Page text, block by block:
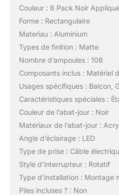
Couleur : 6 Pack Noir
Forme : Rectangulaire
Materiau : Aluminium
Types de finition : Matte
Nombre d’ampoules : 108
Composants inclus : Matériel
Usages spécifiques : Balcon,
Caractéristiques spéciales :
Couleur de l’abat-jour : Noir
Matériaux de l’abat-jour :
Angle d’éclairage : LED
Type de prise : Câble
Style d’interrupteur : Rotatif
Type d’installation : Montage
Piles incluses ? : Non